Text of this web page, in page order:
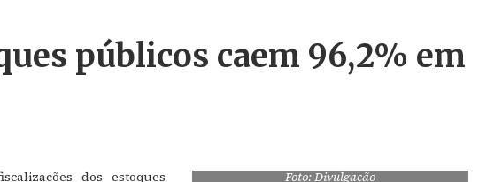
públicos caem 96,2% em
Foto: Divulgação
dos estoques